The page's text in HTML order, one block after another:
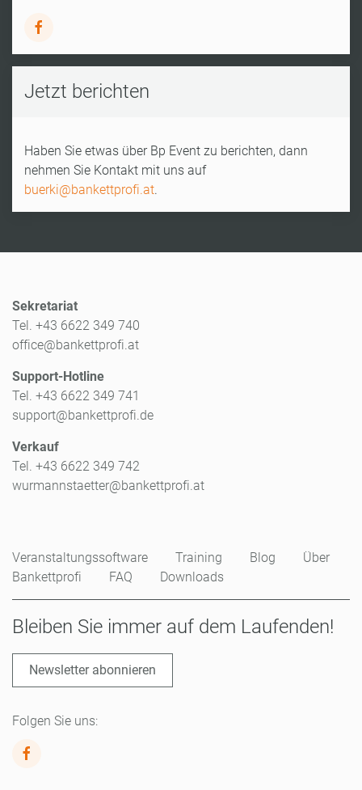
Jetzt berichten
Haben Sie etwas über Bp Event zu berichten, dann
nehmen Sie Kontakt mit uns auf
buerki@bankettprofi.at.
Sekretariat
Tel. +43 6622 349 740
office@bankettprofi.at
Support-Hotline
Tel. +43 6622 349 741
support@bankettprofi.de
Verkauf
Tel. +43 6622 349 742
wurmannstaetter@bankettprofi.at
Veranstaltungssoftware Training Blog
Über
Bankettprofi
FAQ Downloads
Bleiben Sie immer auf dem Laufenden!
Newsletter abonnieren
Folgen Sie uns: